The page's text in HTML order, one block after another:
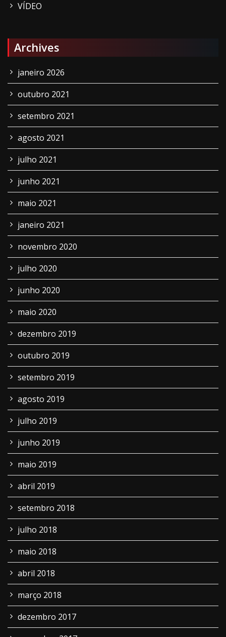
VÍDEO
Archives
janeiro 2026
outubro 2021
setembro 2021
agosto 2021
julho 2021
junho 2021
maio 2021
janeiro 2021
novembro 2020
julho 2020
junho 2020
maio 2020
dezembro 2019
outubro 2019
setembro 2019
agosto 2019
julho 2019
junho 2019
maio 2019
abril 2019
setembro 2018
julho 2018
maio 2018
abril 2018
março 2018
dezembro 2017